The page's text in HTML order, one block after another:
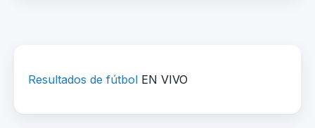
Resultados de fútbol EN VIVO